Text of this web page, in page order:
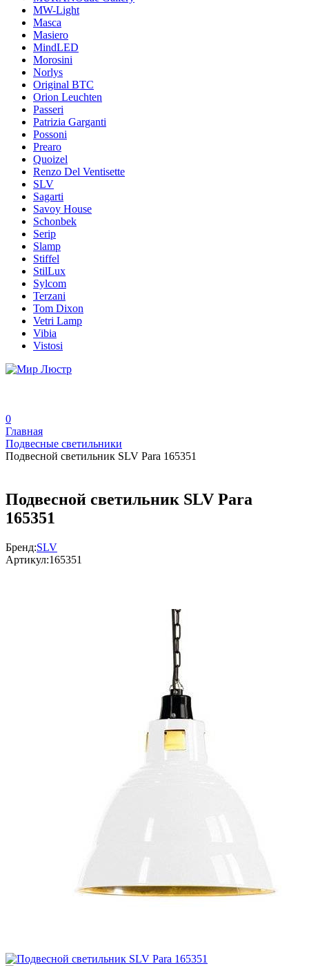
MW-Light
Masca
Masiero
MindLED
Morosini
Norlys
Original BTC
Orion Leuchten
Passeri
Patrizia Garganti
Possoni
Prearo
Quoizel
Renzo Del Ventisette
SLV
Sagarti
Savoy House
Schonbek
Serip
Slamp
Stiffel
StilLux
Sylcom
Terzani
Tom Dixon
Vetri Lamp
Vibia
Vistosi
0
Главная
Подвесные светильники
Подвесной светильник SLV Para 165351
Подвесной светильник SLV Para
165351
Бренд:SLV
Артикул:165351